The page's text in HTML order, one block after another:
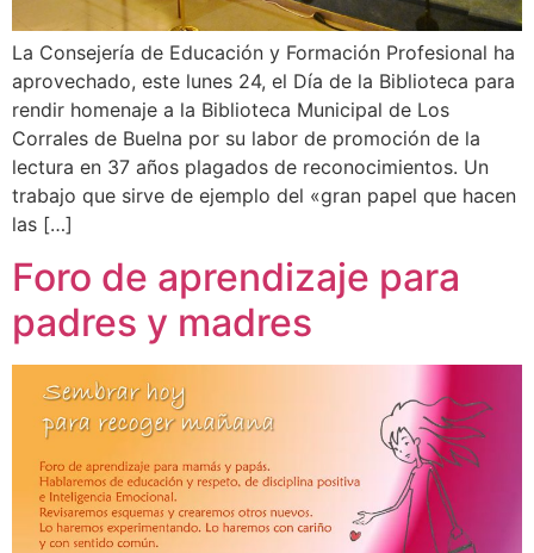
La Consejería de Educación y Formación Profesional ha
aprovechado, este lunes 24, el Día de la Biblioteca para
rendir homenaje a la Biblioteca Municipal de Los
Corrales de Buelna por su labor de promoción de la
lectura en 37 años plagados de reconocimientos. Un
trabajo que sirve de ejemplo del «gran papel que hacen
las […]
Foro de aprendizaje para
padres y madres